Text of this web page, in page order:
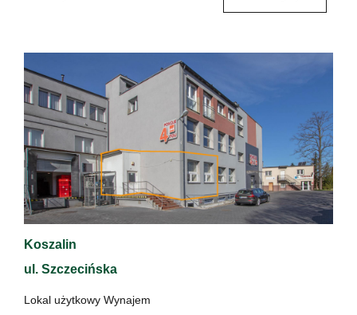
Koszalin
ul. Szczecińska
Lokal użytkowy Wynajem